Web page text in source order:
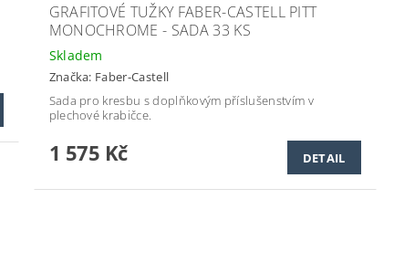
GRAFITOVÉ TUŽKY FABER-CASTELL PITT
MONOCHROME - SADA 33 KS
Skladem
Značka: Faber-Castell
Sada pro kresbu s doplňkovým příslušenstvím v
plechové krabičce.
1 575 Kč DETAIL